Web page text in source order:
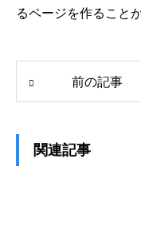
るページを作ること
前の記事
関連記事